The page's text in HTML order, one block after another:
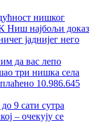
нишког
Ниш најбољи доказ
јаднијег него
да вас лепо
три нишка села
10.986.645
9 сати сутра
– очекују се